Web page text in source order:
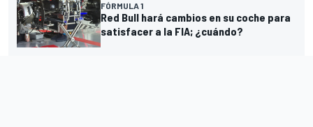
FÓRMULA 1
Red Bull hará cambios en su coche para
satisfacer a la FIA; ¿cuándo?